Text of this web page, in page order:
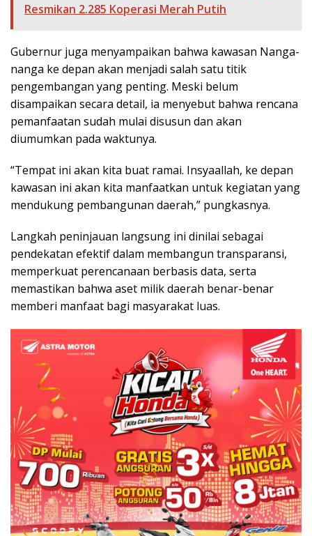
Resmikan 2.285 Koperasi Merah Putih
Gubernur juga menyampaikan bahwa kawasan Nanga-
nanga ke depan akan menjadi salah satu titik
pengembangan yang penting. Meski belum
disampaikan secara detail, ia menyebut bahwa rencana
pemanfaatan sudah mulai disusun dan akan
diumumkan pada waktunya.
“Tempat ini akan kita buat ramai. Insyaallah, ke depan
kawasan ini akan kita manfaatkan untuk kegiatan yang
mendukung pembangunan daerah,” pungkasnya.
Langkah peninjauan langsung ini dinilai sebagai
pendekatan efektif dalam membangun transparansi,
memperkuat perencanaan berbasis data, serta
memastikan bahwa aset milik daerah benar-benar
memberi manfaat bagi masyarakat luas.